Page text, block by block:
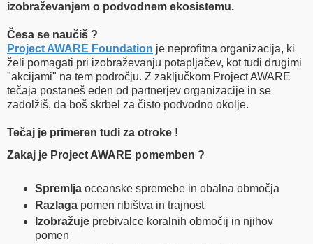
izobraževanjem o podvodnem ekosistemu.
Česa se naučiš ?
Project AWARE Foundation je neprofitna organizacija, ki
želi pomagati pri izobraževanju potapljačev, kot tudi drugimi
"akcijami" na tem področju. Z zaključkom Project AWARE
tečaja postaneš eden od partnerjev organizacije in se
zadolžiš, da boš skrbel za čisto podvodno okolje.
Tečaj je primeren tudi za otroke !
Zakaj je Project AWARE pomemben ?
Spremlja oceanske spremebe in obalna območja
Razlaga pomen ribištva in ​​trajnost
Izobražuje prebivalce koralnih območij in njihov
pomen